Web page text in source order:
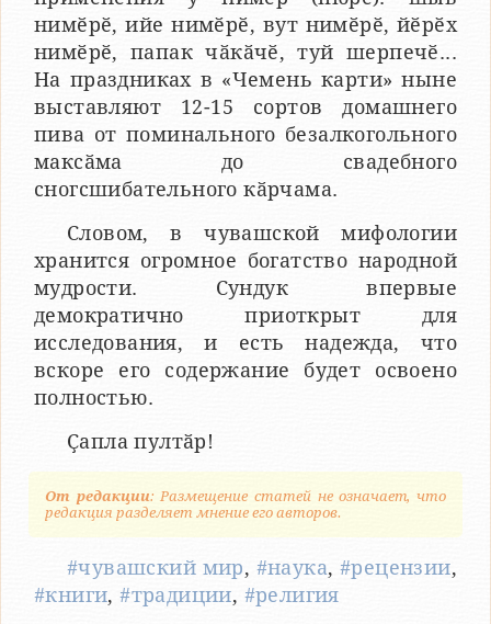
нимӗрӗ, ийе нимӗрӗ, вут нимӗрӗ, йӗрӗх
нимӗрӗ, папак чӑкӑчӗ, туй шерпечӗ...
На праздниках в «Чемень карти» ныне
выставляют 12-15 сортов домашнего
пива от поминального безалкогольного
максӑма до свадебного
сногсшибательного кӑрчама.
Словом, в чувашской мифологии
хранится огромное богатство народной
мудрости. Сундук впервые
демократично приоткрыт для
исследования, и есть надежда, что
вскоре его содержание будет освоено
полностью.
Ҫапла пултӑр!
От редакции: Размещение статей не означает, что
редакция разделяет мнение его авторов.
#чувашский мир, #наука, #рецензии,
#книги,#традиции, #религия